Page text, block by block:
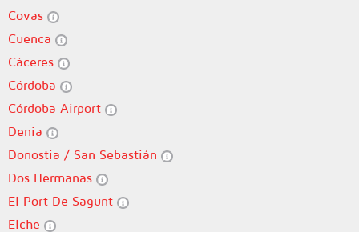
Covas
Cuenca
Cáceres
Córdoba
Córdoba Airport
Denia
Donostia / San Sebastián
Dos Hermanas
El Port De Sagunt
Elche